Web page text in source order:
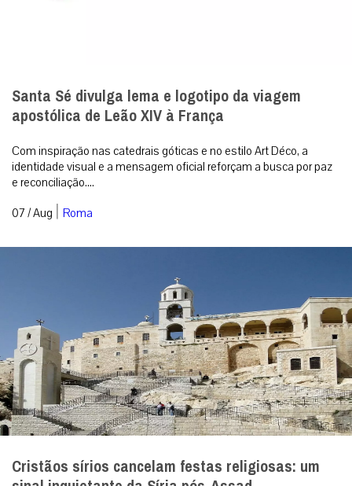
Cristãos sírios cancelam festas religiosas: um
sinal inquietante da Síria pós-Assad
Quando uma comunidade de raízes tão antigas considera que já
não existem condições para manifestar publicamente a sua fé, o
problema ultrapas...
07 / Aug
|Análise